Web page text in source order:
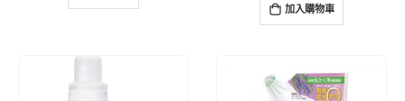
加入購物車